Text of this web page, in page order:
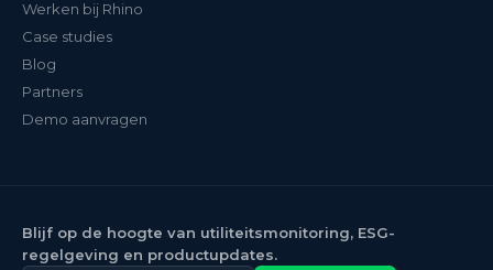
Werken bij Rhino
Case studies
Blog
Partners
Demo aanvragen
Blijf op de hoogte van utiliteitsmonitoring, ESG-
regelgeving en productupdates.